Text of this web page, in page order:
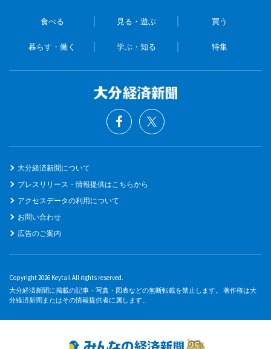
食べる 見る・遊ぶ 買う
暮らす・働く 学ぶ・知る 特集
大分経済新聞について
プレスリリース・情報提供はこちらから
アクセスデータの利用について
お問い合わせ
広告のご案内
Copyright 2026 Keytail All rights reserved.
大分経済新聞に掲載の記事・写真・図表などの無断転載を禁止します。 著作権は大
分経済新聞またはその情報提供者に属します。